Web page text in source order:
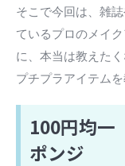
そこで今回は、雑
ているプロのメイ
に、本当は教えた
プチプラアイテム
100円均一
ポンジ